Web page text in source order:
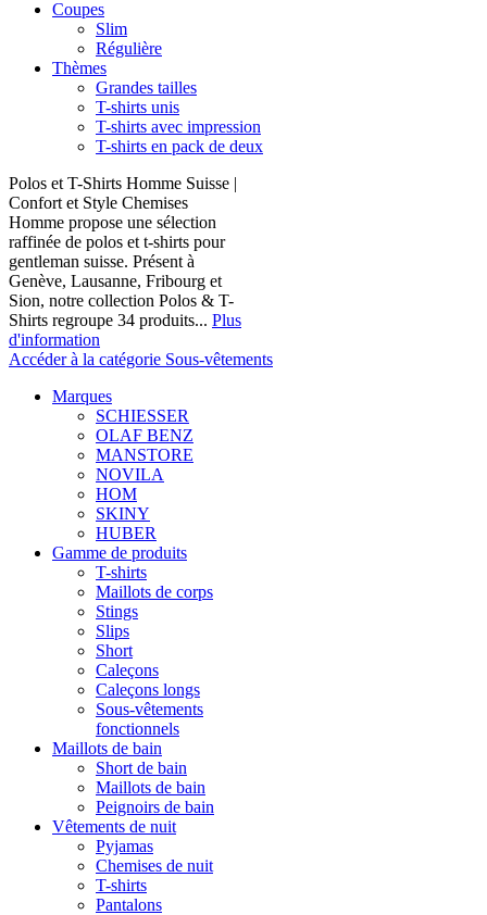
Coupes
Slim
Régulière
Thèmes
Grandes tailles
T-shirts unis
T-shirts avec impression
T-shirts en pack de deux
Polos et T-Shirts Homme Suisse |
Confort et Style Chemises
Homme propose une sélection
raffinée de polos et t-shirts pour
gentleman suisse. Présent à
Genève, Lausanne, Fribourg et
Sion, notre collection Polos & T-
Shirts regroupe 34 produits... Plus
d'information
Accéder à la catégorie Sous-vêtements
Marques
SCHIESSER
OLAF BENZ
MANSTORE
NOVILA
HOM
SKINY
HUBER
Gamme de produits
T-shirts
Maillots de corps
Stings
Slips
Short
Caleçons
Caleçons longs
Sous-vêtements
fonctionnels
Maillots de bain
Short de bain
Maillots de bain
Peignoirs de bain
Vêtements de nuit
Pyjamas
Chemises de nuit
T-shirts
Pantalons